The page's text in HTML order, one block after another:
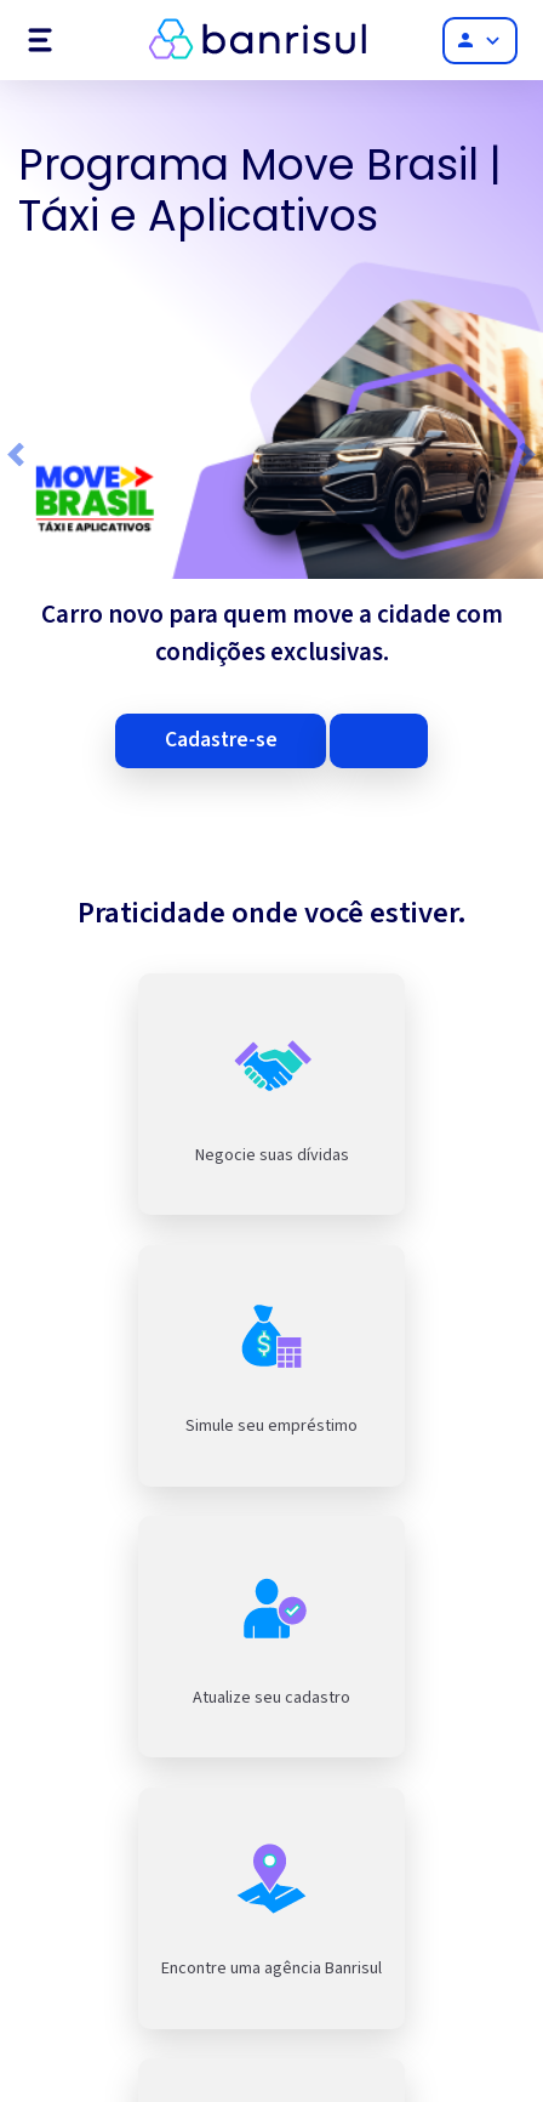
Menu person
Programa Move Brasil |
Táxi e Aplicativos
Carro novo para quem move a cidade com
condições exclusivas.
cadastre-se
Previous
Praticidade onde você estiver.
Negocie suas dívidas
Simule seu empréstimo
Atualize seu cadastro
Encontre uma agência Banrisul